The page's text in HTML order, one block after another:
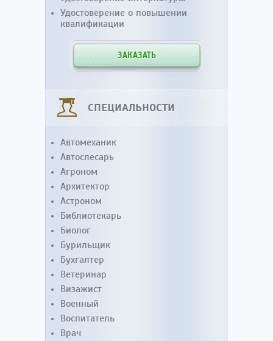
Удостоверение о повышении
квалификации
ЗАКАЗАТЬ
СПЕЦИАЛЬНОСТИ
Автомеханик
Автослесарь
Агроном
Архитектор
Астроном
Библиотекарь
Биолог
Бурильщик
Бухгалтер
Ветеринар
Визажист
Военный
Воспитатель
Врач